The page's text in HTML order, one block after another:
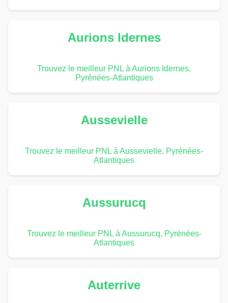
Aurions Idernes
Trouvez le meilleur PNL à Aurions Idernes,
Pyrénées-Atlantiques
Aussevielle
Trouvez le meilleur PNL à Aussevielle, Pyrénées-
Atlantiques
Aussurucq
Trouvez le meilleur PNL à Aussurucq, Pyrénées-
Atlantiques
Auterrive